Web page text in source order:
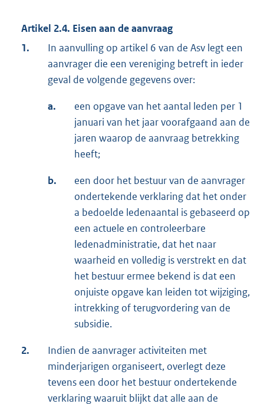
Artikel 2.4. Eisen aan de aanvraag
1.
In aanvulling op artikel 6 van de Asv legt een
aanvrager die een vereniging betreft in ieder
geval de volgende gegevens over:
a.
een opgave van het aantal leden per 1
januari van het jaar voorafgaand aan de
jaren waarop de aanvraag betrekking
heeft;
b.
een door het bestuur van de aanvrager
ondertekende verklaring dat het onder
a bedoelde ledenaantal is gebaseerd op
een actuele en controleerbare
ledenadministratie, dat het naar
waarheid en volledig is verstrekt en dat
het bestuur ermee bekend is dat een
onjuiste opgave kan leiden tot wijziging,
intrekking of terugvordering van de
subsidie.
2.
Indien de aanvrager activiteiten met
minderjarigen organiseert, overlegt deze
tevens een door het bestuur ondertekende
verklaring waaruit blijkt dat alle aan de